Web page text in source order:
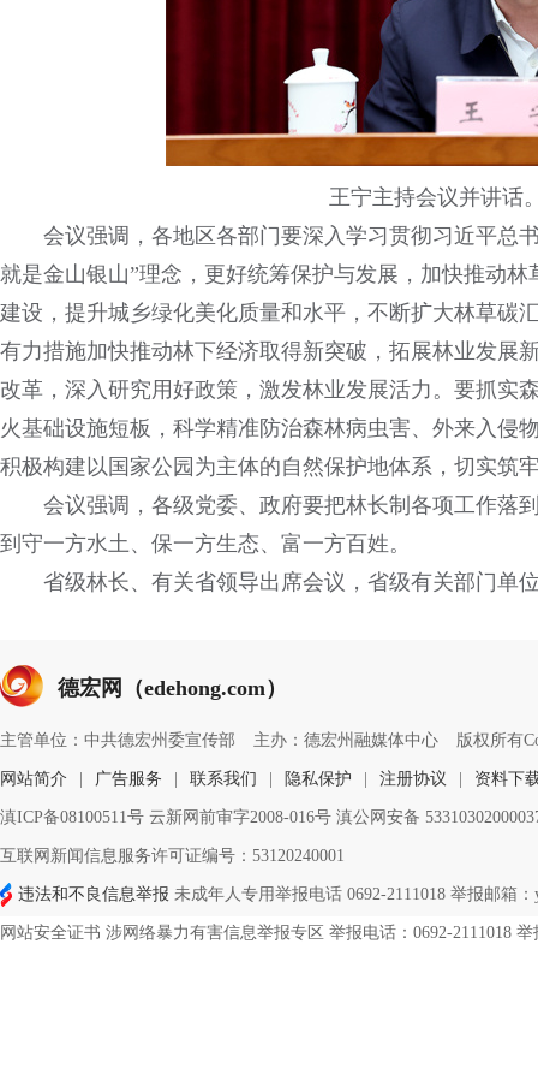
王宁主持会议并讲话
会议强调，各地区各部门要深入学习贯彻习近平总
就是金山银山”理念，更好统筹保护与发展，加快推动
建设，提升城乡绿化美化质量和水平，不断扩大林草碳
有力措施加快推动林下经济取得新突破，拓展林业发展
改革，深入研究用好政策，激发林业发展活力。要抓实
火基础设施短板，科学精准防治森林病虫害、外来入侵
积极构建以国家公园为主体的自然保护地体系，切实筑
会议强调，各级党委、政府要把林长制各项工作落
到守一方水土、保一方生态、富一方百姓。
省级林长、有关省领导出席会议，省级有关部门单
德宏网（edehong.com）
主管单位：中共德宏州委宣传部 主办：德宏州融媒体中心 版权所有
网站简介 广告服务 联系我们 隐私保护 注册协议 资料下
滇ICP备08100511号 云新网前审字2008-016号 滇公网安备
互联网新闻信息服务许可证编号：53120240001
违法和不良信息举报 未成年人专用举报电话 0692-2111018 举报邮箱：
网站安全证书 涉网络暴力有害信息举报专区 举报电话：0692-2111018 举